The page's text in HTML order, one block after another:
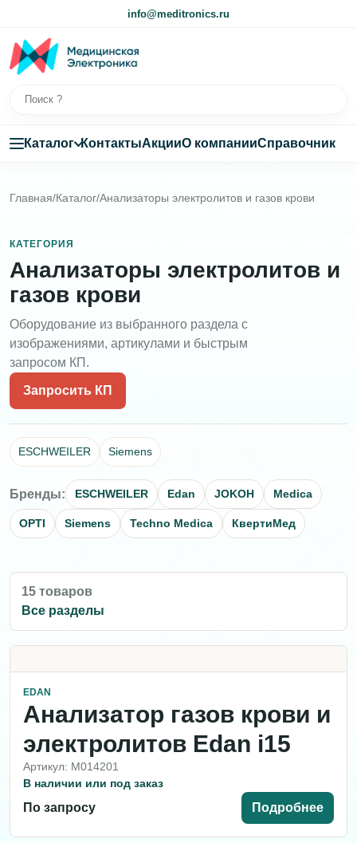
info@meditronics.ru
Каталог КонтактыАкцииО компанииСправочник
Главная/Каталог/Анализаторы электролитов и газов крови
КАТЕГОРИЯ
Анализаторы электролитов и
газов крови
Оборудование из выбранного раздела с
изображениями, артикулами и быстрым
запросом КП.
Запросить КП
ESCHWEILER Siemens
Бренды: ESCHWEILER Edan JOKOH Medica
OPTI Siemens Techno Medica КвертиМед
15 товаров
Все разделы
EDAN
Анализатор газов крови и
электролитов Edan i15
Артикул: M014201
В наличии или под заказ
По запросу Подробнее